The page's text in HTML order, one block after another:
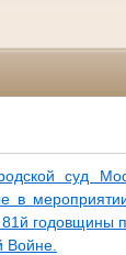
суд
в
81й годовщины
Войне.